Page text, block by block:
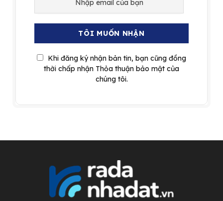
Khi đăng ký nhận bản tin, bạn cũng đồng
thời chấp nhận Thỏa thuận bảo mật của
chúng tôi.